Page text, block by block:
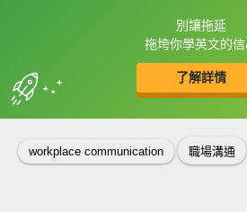
別讓拖延
拖垮你學英文的
了解詳情
框選或點兩下字幕可以直
收錄佳句
workplace communication 職場溝通